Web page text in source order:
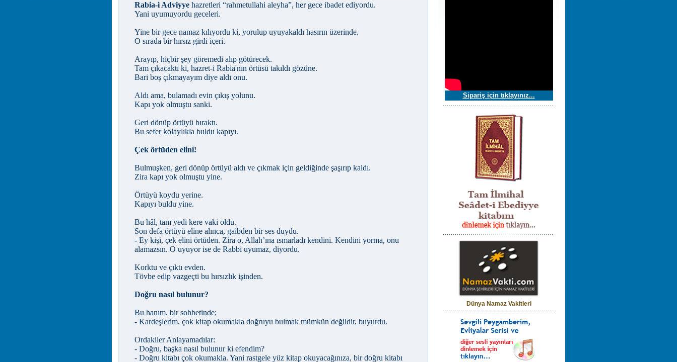
Rabia-i Adviyye hazretleri “rahmetullahi aleyha”, her gece ibadet ediyordu.
Yani uyumuyordu geceleri.
Yine bir gece namaz kılıyordu ki, yorulup uyuyakaldı hasırın üzerinde.
O sırada bir hırsız girdi içeri.
Arayıp, hiçbir şey göremedi alıp götürecek.
Tam çıkacaktı ki, hazret-i Rabia'nın örtüsü takıldı gözüne.
Bari boş çıkmayayım diye aldı onu.
Aldı ama, bulamadı evin çıkış yolunu.
Kapı yok olmuştu sanki.
Geri dönüp örtüyü bıraktı.
Bu sefer kolaylıkla buldu kapıyı.
Çek örtüden elini!
Bulmuşken, geri dönüp örtüyü aldı ve çıkmak için geldiğinde şaşırıp kaldı.
Zira kapı yok olmuştu yine.
Örtüyü koydu yerine.
Kapıyı buldu yine.
Bu hâl, tam yedi kere vaki oldu.
Son defa örtüyü eline alınca, gaibden bir ses duydu.
- Ey kişi, çek elini örtüden. Zira o, Allah’ına ısmarladı kendini. Kendini yorma, onu
alamazsın. O uyuyor ise de Rabbi uyumaz, diyordu.
Korktu ve çıktı evden.
Tövbe edip vazgeçti bu hırsızlık işinden.
Doğru nasıl bulunur?
Bu hanım, bir sohbetinde;
- Kardeşlerim, çok kitap okumakla doğruyu bulmak mümkün değildir, buyurdu.
Ordakiler Anlayamadılar:
- Doğru, başka nasıl bulunur ki efendim?
- Doğru kitabı çok okumakla. Yani rastgele yüz kitap okuyacağınıza, bir doğru kitabı
Sipariş için tıklayınız...
Dünya Namaz Vakitleri